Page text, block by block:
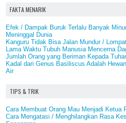
FAKTA MENARIK
Efek / Dampak Buruk Terlalu Banyak
Meninggal Dunia
Kanguru Tidak Bisa Jalan Mundur /
Lama Waktu Tubuh Manusia Mencerna
Jumlah Orang yang Beriman Kepada
Kadal dari Genus Basiliscus Adalah
Air
TIPS & TRIK
Cara Membuat Orang Mau Menjadi Ketua
Cara Mengatasi / Menghilangkan Rasa